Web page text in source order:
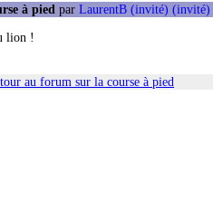
à pied par LaurentB (invité) (invité)
lion !
au forum sur la course à pied